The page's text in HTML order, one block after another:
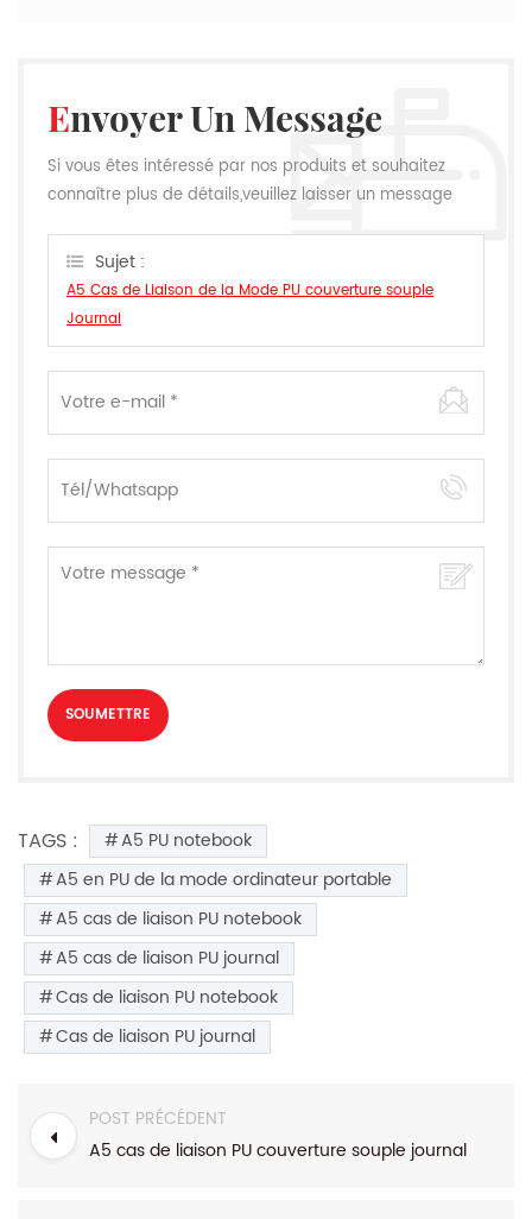
Envoyer Un Message
Si vous êtes intéressé par nos produits et souhaitez
connaître plus de détails,veuillez laisser un message
Sujet :
A5 Cas de Liaison de la Mode PU couverture souple
Journal
TAGS :
A5 PU notebook
A5 en PU de la mode ordinateur portable
A5 cas de liaison PU notebook
A5 cas de liaison PU journal
Cas de liaison PU notebook
Cas de liaison PU journal
POST PRÉCÉDENT
A5 cas de liaison PU couverture souple journal